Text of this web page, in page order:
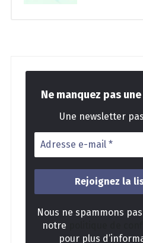
Ne manquez pas
Une newsletter
Nous ne spammons
notre
pour plus